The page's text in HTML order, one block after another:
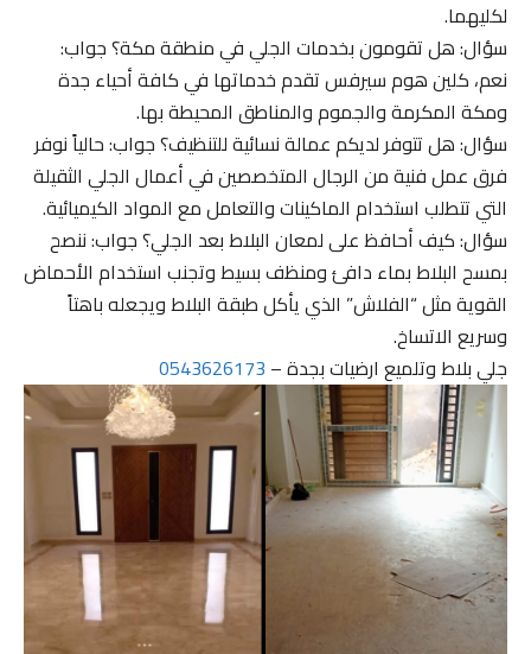
لكليهما.
سؤال: هل تقومون بخدمات الجلي في منطقة مكة؟ جواب:
نعم، كلين هوم سيرفس تقدم خدماتها في كافة أحياء جدة
ومكة المكرمة والجموم والمناطق المحيطة بها.
سؤال: هل تتوفر لديكم عمالة نسائية للتنظيف؟ جواب: حالياً نوفر
فرق عمل فنية من الرجال المتخصصين في أعمال الجلي الثقيلة
التي تتطلب استخدام الماكينات والتعامل مع المواد الكيميائية.
سؤال: كيف أحافظ على لمعان البلاط بعد الجلي؟ جواب: ننصح
بمسح البلاط بماء دافئ ومنظف بسيط وتجنب استخدام الأحماض
القوية مثل “الفلاش” الذي يأكل طبقة البلاط ويجعله باهتاً
وسريع الاتساخ.
جلي بلاط وتلميع ارضيات بجدة –0543626173